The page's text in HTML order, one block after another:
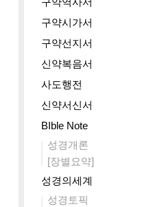
구약시가서
구약선지서
신약복음서
사도행전
신약서신서
BIble Note
성경개론
[장별요약]
성경의세계
성경토픽